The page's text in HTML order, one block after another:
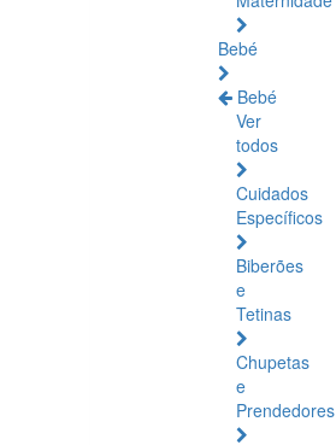
Bebé
Bebé
Ver
todos
Cuidados
Específicos
Biberões
e
Tetinas
Chupetas
e
Prendedores